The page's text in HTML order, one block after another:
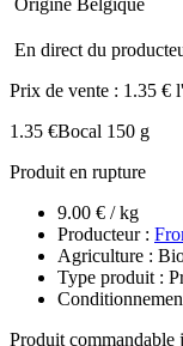
En direct du
Prix de vente : 1.35 €
1.35 €Bocal 150 g
Produit en rupture
9.00 € / kg
Producteur :
Agriculture :
Type produit :
Produit commandable